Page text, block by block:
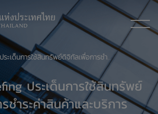
​Media Briefing ประเด็นการใช้สินทรัพย์ดิจิทัลเพื่อการชำระค่าสินค้าและบริการ
ประเด็นการใช้สินทรัพย์
ชำระค่าสินค้าและบริการ